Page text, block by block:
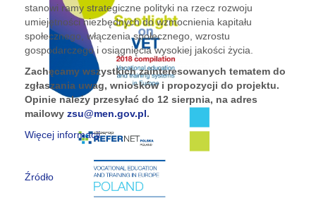
stanowi ramy strategiczne polityki na rzecz rozwoju
umiejętności niezbędnych do wzmocnienia kapitału
społecznego, włączenia społecznego, wzrostu
gospodarczego i osiągnięcia wysokiej jakości życia.
Zachęcamy wszystkich zainteresowanych tematem do
zgłaszania uwag, wniosków i propozycji do projektu.
Opinie należy przesyłać do 12 sierpnia, na adres
mailowy zsu@men.gov.pl.
Więcej informacji
Źródło